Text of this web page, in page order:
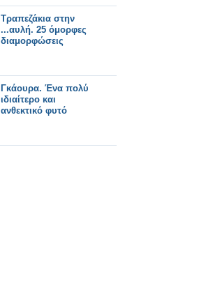
Τραπεζάκια στην
...αυλή. 25 όμορφες
διαμορφώσεις
Γκάουρα. Ένα πολύ
ιδιαίτερο και
ανθεκτικό φυτό